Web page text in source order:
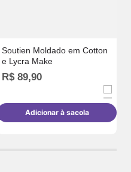
Soutien Moldado em Cotton
e Lycra Make
R$ 89,90
Adicionar à sacola